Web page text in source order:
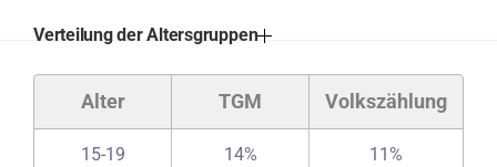
Verteilung der Altersgruppen
Alter TGM Volkszählung
15-19 14% 11%